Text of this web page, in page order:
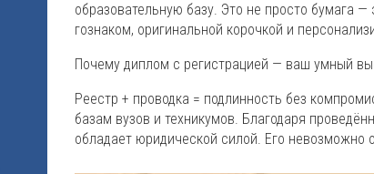
образовательную базу. Это не просто бумага
гознаком, оригинальной корочкой и
Почему диплом с регистрацией — ваш умный
Реестр + проводка = подлинность без
базам вузов и техникумов. Благодаря
обладает юридической силой. Его невозможно